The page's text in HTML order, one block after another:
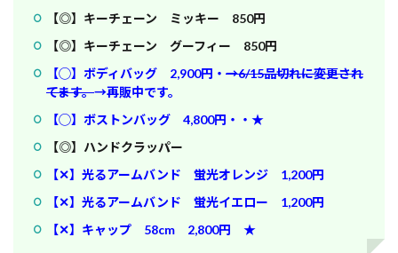
【◎】キーチェーン ミッキー 850円
【◎】キーチェーン グーフィー 850円
【◯】ボディバッグ 2,900円・ →6/15品切れに変更され
てます。→再販中です。
【◯】ボストンバッグ 4,800円・・★
【◎】ハンドクラッパー
【✕】光るアームバンド 蛍光オレンジ 1,200円
【✕】光るアームバンド 蛍光イエロー 1,200円
【✕】キャップ 58cm 2,800円 ★